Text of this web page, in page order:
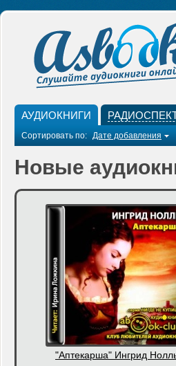
АУДИОКНИГИ
Сортировать по: Дате добавления
Новые
"Аптекарша" Ингрид